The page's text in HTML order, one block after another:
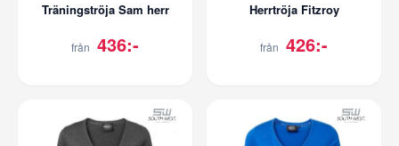
Träningströja Sam herr
från 436:-
Herrtröja Fitzroy
från 426:-